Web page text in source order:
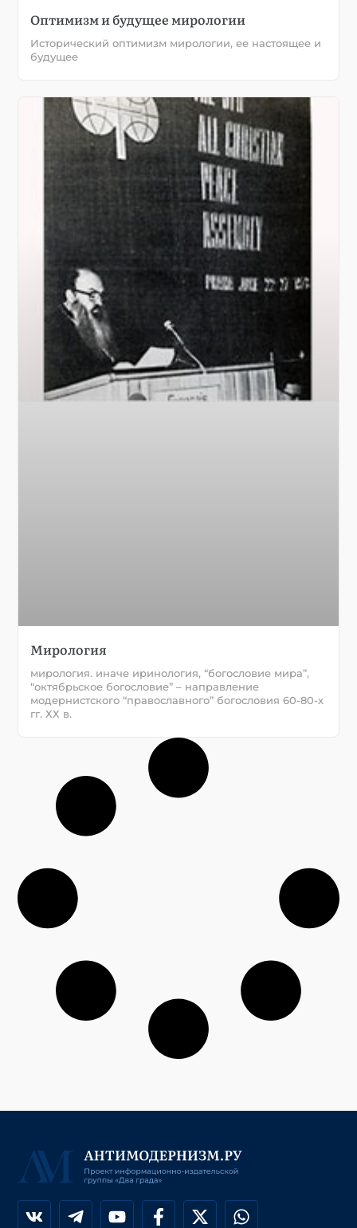
Оптимизм и будущее мирологии
Исторический оптимизм мирологии, ее настоящее и
будущее
Мирология
мирология. иначе иринология, “богословие мира”,
“октябрьское богословие” – направление
модернистского “православного” богословия 60-80-х
гг. ХХ в.